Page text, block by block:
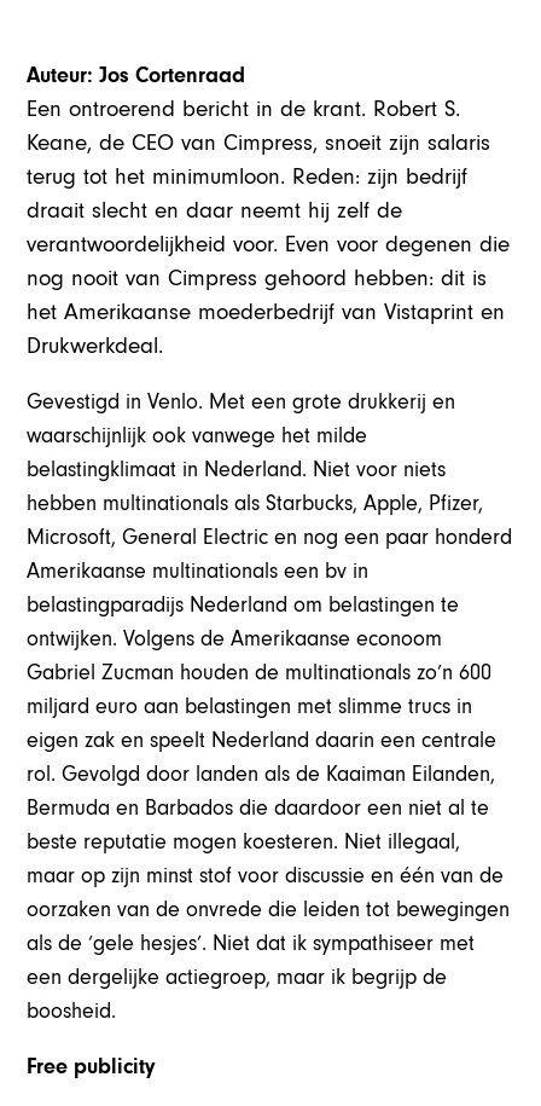
Auteur: Jos Cortenraad
Een ontroerend bericht in de krant. Robert S.
Keane, de CEO van Cimpress, snoeit zijn salaris
terug tot het minimumloon. Reden: zijn bedrijf
draait slecht en daar neemt hij zelf de
verantwoordelijkheid voor. Even voor degenen die
nog nooit van Cimpress gehoord hebben: dit is
het Amerikaanse moederbedrijf van Vistaprint en
Drukwerkdeal.
Gevestigd in Venlo. Met een grote drukkerij en
waarschijnlijk ook vanwege het milde
belastingklimaat in Nederland. Niet voor niets
hebben multinationals als Starbucks, Apple, Pfizer,
Microsoft, General Electric en nog een paar honderd
Amerikaanse multinationals een bv in
belastingparadijs Nederland om belastingen te
ontwijken. Volgens de Amerikaanse econoom
Gabriel Zucman houden de multinationals zo’n 600
miljard euro aan belastingen met slimme trucs in
eigen zak en speelt Nederland daarin een centrale
rol. Gevolgd door landen als de Kaaiman Eilanden,
Bermuda en Barbados die daardoor een niet al te
beste reputatie mogen koesteren. Niet illegaal,
maar op zijn minst stof voor discussie en één van de
oorzaken van de onvrede die leiden tot bewegingen
als de ‘gele hesjes’. Niet dat ik sympathiseer met
een dergelijke actiegroep, maar ik begrijp de
boosheid.
Free publicity